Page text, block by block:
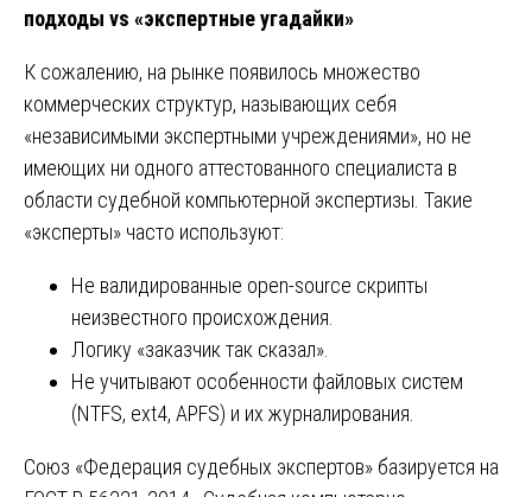
подходы vs «экспертные угадайки»
К сожалению, на рынке появилось множество
коммерческих структур, называющих себя
«независимыми экспертными учреждениями», но не
имеющих ни одного аттестованного специалиста в
области судебной компьютерной экспертизы. Такие
«эксперты» часто используют:
Не валидированные open-source скрипты
неизвестного происхождения.
Логику «заказчик так сказал».
Не учитывают особенности файловых систем
(NTFS, ext4, APFS) и их журналирования.
Союз «Федерация судебных экспертов» базируется на